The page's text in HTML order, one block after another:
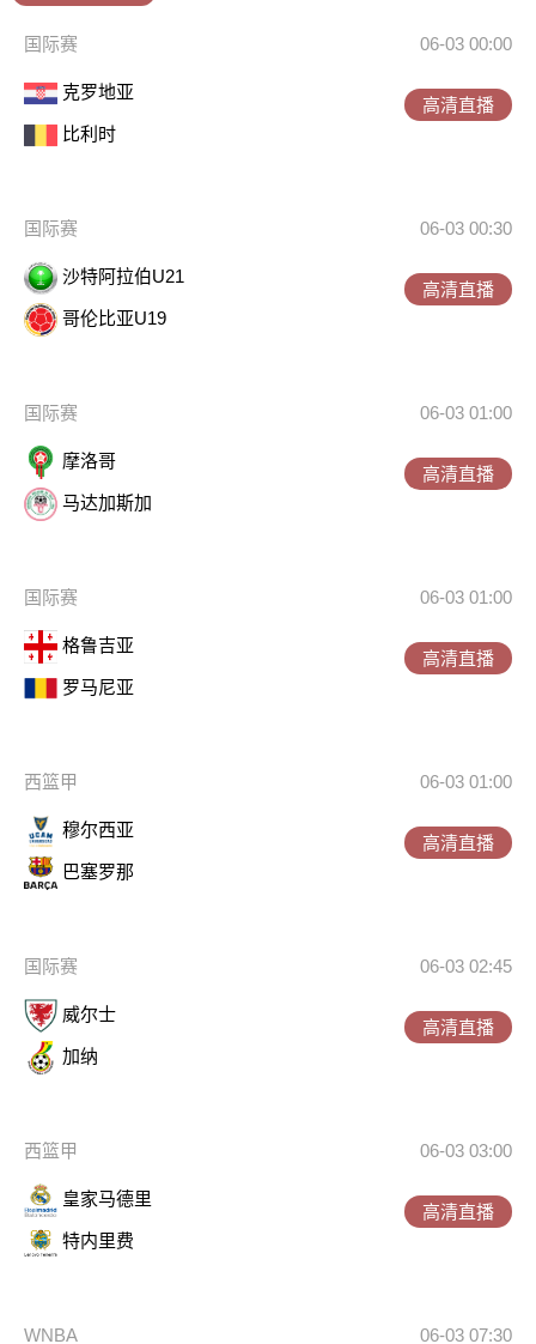
国际赛 06-03 00:00
克罗地亚
比利时
高清直播
国际赛 06-03 00:30
沙特阿拉伯U21
哥伦比亚U19
高清直播
国际赛 06-03 01:00
摩洛哥
马达加斯加
高清直播
国际赛 06-03 01:00
格鲁吉亚
罗马尼亚
高清直播
西篮甲 06-03 01:00
穆尔西亚
巴塞罗那
高清直播
国际赛 06-03 02:45
威尔士
加纳
高清直播
西篮甲 06-03 03:00
皇家马德里
特内里费
高清直播
WNBA 06-03 07:30